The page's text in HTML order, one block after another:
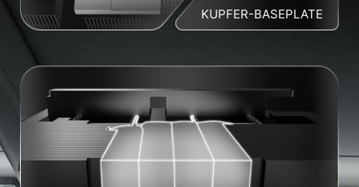
KUPFER-BASEPLATE